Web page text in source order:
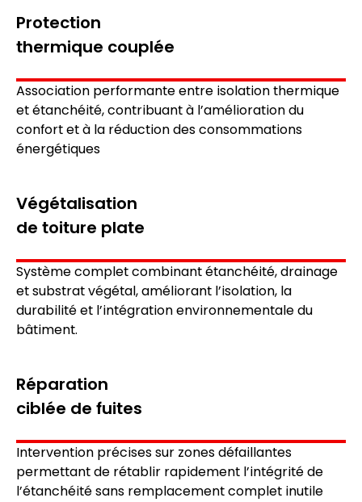
Protection
thermique couplée
Association performante entre isolation thermique
et étanchéité, contribuant à l’amélioration du
confort et à la réduction des consommations
énergétiques
Végétalisation
de toiture plate
Système complet combinantétanchéité, drainage
et substrat végétal, améliorant l’isolation, la
durabilité et l’intégration environnementaledu
bâtiment.
Réparation
ciblée de fuites
Intervention précises sur zones défaillantes
permettant de rétablir rapidement l’intégrité de
l’étanchéitésans remplacement complet inutile